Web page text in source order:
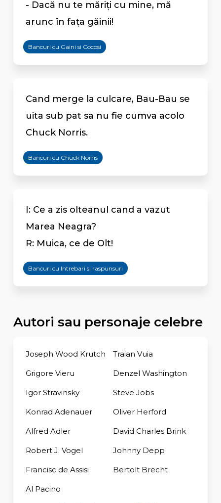
- Dacă nu te măriţi cu mine, mă
arunc în faţa găinii!
Bancuri cu Gaini si Cocosi
Cand merge la culcare, Bau-Bau se
uita sub pat sa nu fie cumva acolo
Chuck Norris.
Bancuri cu Chuck Norris
I: Ce a zis olteanul cand a vazut
Marea Neagra?
R: Muica, ce de Olt!
Bancuri cu Intrebari si raspunsuri
Autori sau personaje celebre
Joseph Wood Krutch Traian Vuia
Grigore Vieru Denzel Washington
Igor Stravinsky Steve Jobs
Konrad Adenauer Oliver Herford
Alfred Adler David Charles Brink
Robert J. Vogel Johnny Depp
Francisc de Assisi Bertolt Brecht
Al Pacino